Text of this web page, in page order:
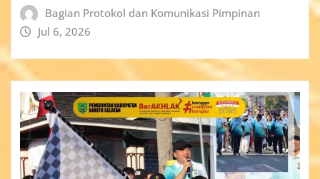
Bagian Protokol dan Komunikasi Pimpinan
Jul 6, 2026